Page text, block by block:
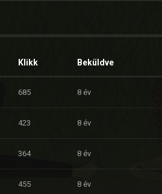
Klikk Beküldve
685 8 év
423 8 év
364 8 év
455 8 év